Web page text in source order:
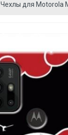
Чехлы для Motorola